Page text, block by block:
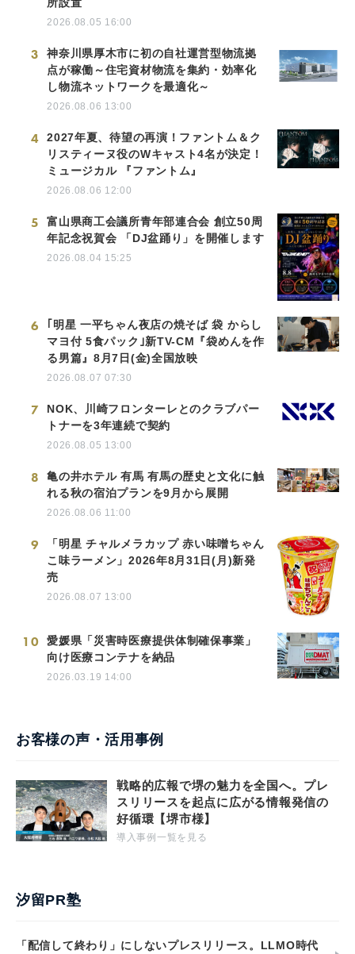
2026.08.05 16:00
3
神奈川県厚木市に初の自社運営型物流拠
点が稼働～住宅資材物流を集約・効率化
し物流ネットワークを最適化～
2026.08.06 13:00
4
2027年夏、待望の再演！ファントム＆ク
リスティーヌ役のWキャスト4名が決定！
ミュージカル 『ファントム』
2026.08.06 12:00
5
富山県商工会議所青年部連合会 創立50周
年記念祝賀会 「DJ盆踊り」を開催します
2026.08.04 15:25
6
｢明星 一平ちゃん夜店の焼そば 袋 からし
マヨ付 5食パック｣新TV-CM『袋めんを作
る男篇』8月7日(金)全国放映
2026.08.07 07:30
7
NOK、川崎フロンターレとのクラブパー
トナーを3年連続で契約
2026.08.05 13:00
8
亀の井ホテル 有馬 有馬の歴史と文化に触
れる秋の宿泊プランを9月から展開
2026.08.06 11:00
9
「明星 チャルメラカップ 赤い味噌ちゃん
こ味ラーメン」2026年8月31日(月)新発
売
2026.08.07 13:00
10
愛媛県「災害時医療提供体制確保事業」
向け医療コンテナを納品
2026.03.19 14:00
お客様の声・活用事例
戦略的広報で堺の魅力を全国へ。プレ
スリリースを起点に広がる情報発信の
好循環【堺市様】
導入事例一覧を見る
汐留PR塾
「配信して終わり」にしないプレスリリース。LLMO時代